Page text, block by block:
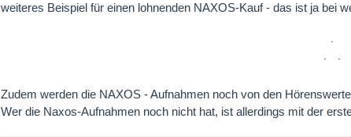
weiteres Beispiel für einen lohnenden NAXOS-Kauf - das ist ja bei
Zudem werden die NAXOS - Aufnahmen noch von den
Wer die Naxos-Aufnahmen noch nicht hat, ist allerdings mit der